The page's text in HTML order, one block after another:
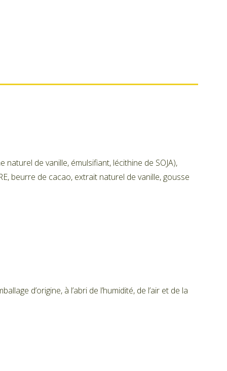
de vanille, émulsifiant, lécithine de SOJA),
beurre de cacao, extrait naturel de vanille, gousse
d’origine, à l’abri de l’humidité, de l’air et de la